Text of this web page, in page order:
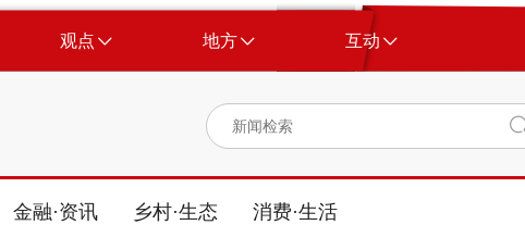
观点 地方 互动
金融·资讯 乡村·生态 消费·生活